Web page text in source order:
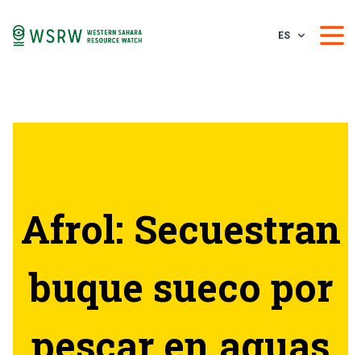
ES
Afrol: Secuestran
buque sueco por